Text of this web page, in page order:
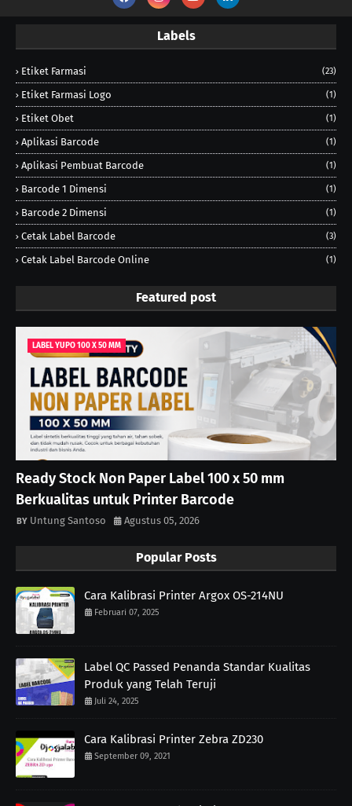
Labels
Etiket Farmasi (23)
Etiket Farmasi Logo (1)
Etiket Obet (1)
Aplikasi Barcode (1)
Aplikasi Pembuat Barcode (1)
Barcode 1 Dimensi (1)
Barcode 2 Dimensi (1)
Cetak Label Barcode (3)
Cetak Label Barcode Online (1)
Featured post
LABEL YUPO 100 X 50 MM
Ready Stock Non Paper Label 100 x 50 mm
Berkualitas untuk Printer Barcode
Untung Santoso Agustus 05, 2026
Popular Posts
Cara Kalibrasi Printer Argox OS-214NU
Februari 07, 2025
Label QC Passed Penanda Standar Kualitas
Produk yang Telah Teruji
Juli 24, 2025
Cara Kalibrasi Printer Zebra ZD230
September 09, 2021